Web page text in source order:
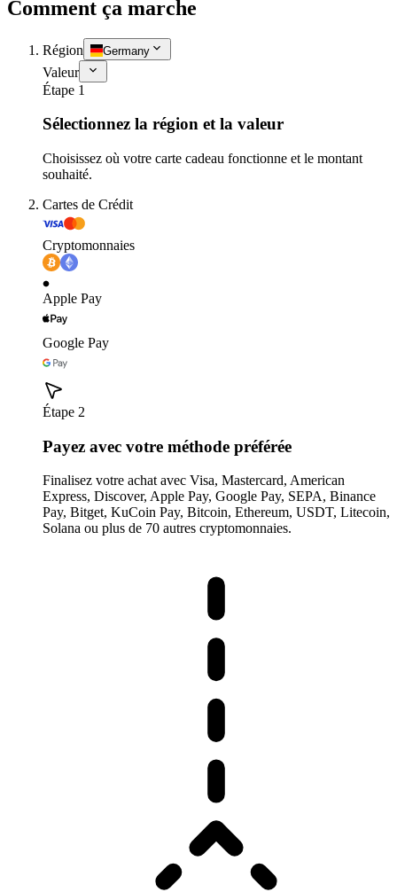
Comment ça marche
Région Germany
Valeur
Étape 1
Sélectionnez la région et la valeur
Choisissez où votre carte cadeau fonctionne et le montant
souhaité.
Cartes de Crédit
Cryptomonnaies
Apple Pay
Google Pay
Étape 2
Payez avec votre méthode préférée
Finalisez votre achat avec Visa, Mastercard, American
Express, Discover, Apple Pay, Google Pay, SEPA, Binance
Pay, Bitget, KuCoin Pay, Bitcoin, Ethereum, USDT, Litecoin,
Solana ou plus de 70 autres cryptomonnaies.